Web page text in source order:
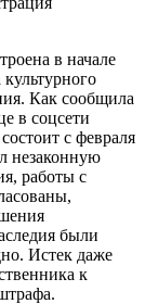
в начале
Как сообщила
в соцсети
с февраля
незаконную
работы с
были
Истек даже
к